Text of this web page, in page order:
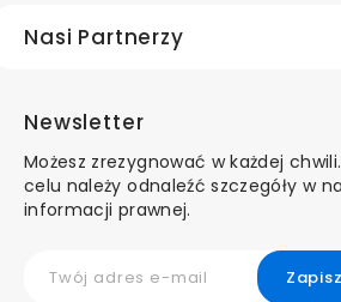
Nasi Partnerzy
Newsletter
Możesz zrezygnować w każdej
celu należy odnaleźć szczegóły w
informacji prawnej.